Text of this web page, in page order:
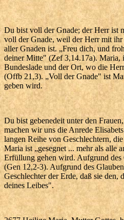
Du bist voll der Gnade; der Herr ist
voll der Gnade, weil der Herr mit ihr
aller Gnaden ist. „Freu dich, und
deiner Mitte" (Zef 3,14.17a). Maria,
Bundeslade und der Ort, wo die
(Offb 21,3). „Voll der Gnade" ist
geben wird.
Du bist gebenedeit unter den
machen wir uns die Anrede
langen Reihe von Geschlechtern,
Maria ist „gesegnet ... mehr als alle
Erfüllung gehen wird. Aufgrund des
(Gen 12,2-3). Aufgrund des
Geschlechter der Erde, daß sie den,
deines Leibes".